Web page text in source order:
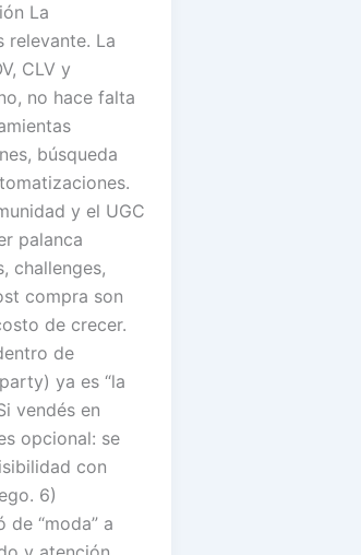
La
relevante. La
CLV y
no hace falta
búsqueda
y el UGC
palanca
challenges,
compra son
de crecer.
de
ya es “la
vendés en
opcional: se
con
6)
“moda” a